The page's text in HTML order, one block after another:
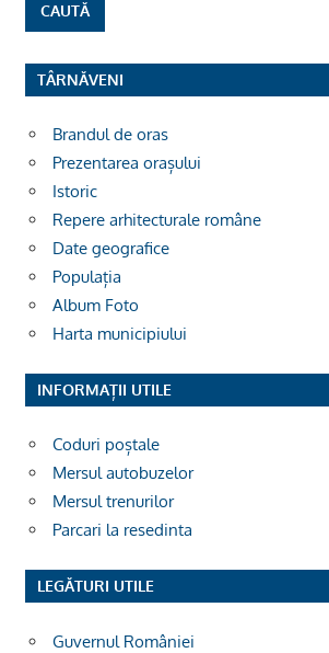
TÂRNĂVENI
Brandul de oras
Prezentarea orașului
Istoric
Repere arhitecturale române
Date geografice
Populația
Album Foto
Harta municipiului
INFORMAȚII UTILE
Coduri poștale
Mersul autobuzelor
Mersul trenurilor
Parcari la resedinta
LEGĂTURI UTILE
Guvernul României